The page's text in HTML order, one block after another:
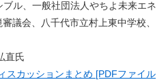
ル、一般社団法人やちよ未来エネ
議会、八千代市立村上東中学校、
直氏
スカッションまとめ [PDFファイル